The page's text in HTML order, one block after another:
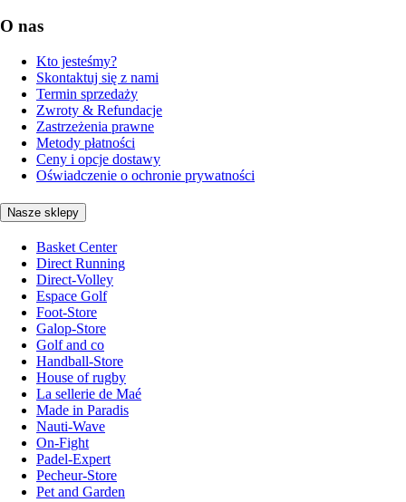
O nas
Kto jesteśmy?
Skontaktuj się z nami
Termin sprzedaży
Zwroty & Refundacje
Zastrzeżenia prawne
Metody płatności
Ceny i opcje dostawy
Oświadczenie o ochronie prywatności
Nasze sklepy
Basket Center
Direct Running
Direct-Volley
Espace Golf
Foot-Store
Galop-Store
Golf and co
Handball-Store
House of rugby
La sellerie de Maé
Made in Paradis
Nauti-Wave
On-Fight
Padel-Expert
Pecheur-Store
Pet and Garden